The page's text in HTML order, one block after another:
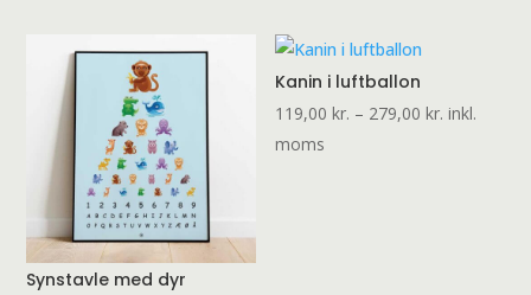
Synstavle med dyr
Kanin i luftballon
119,00kr. – 279,00kr. Prisinterval:
inkl.
moms